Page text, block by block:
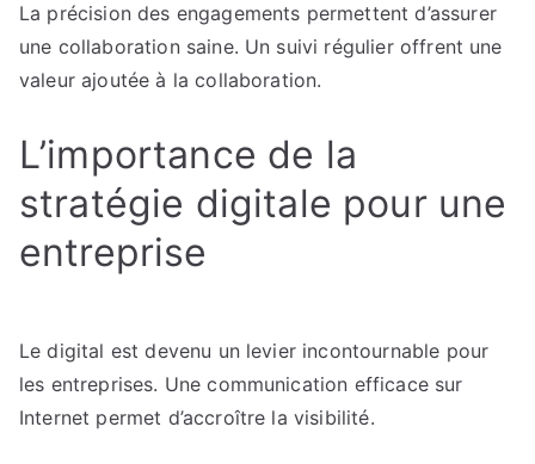
La précision des engagements permettent d’assurer
une collaboration saine. Un suivi régulier offrent une
valeur ajoutée à la collaboration.
L’importance de la
stratégie digitale pour une
entreprise
Le digital est devenu un levier incontournable pour
les entreprises. Une communication efficace sur
Internet permet d’accroître la visibilité.